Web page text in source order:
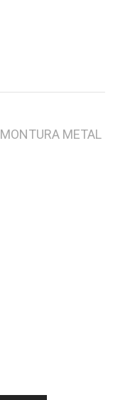
MONTURA METAL